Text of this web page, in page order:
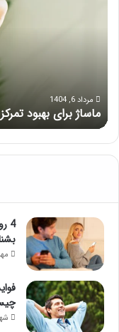
حواس‌جمع
شوید!
مرداد 6, 1404
ماساژ برای بهبود
مهر